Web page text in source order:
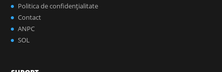
Politica de confidenţialitate
Contact
ANPC
SOL